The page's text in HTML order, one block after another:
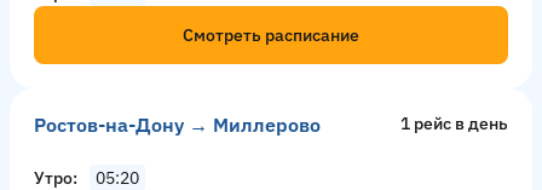
Смотреть расписание
Ростов-на-Дону → Миллерово 1 рейс в день
Утро
05:20